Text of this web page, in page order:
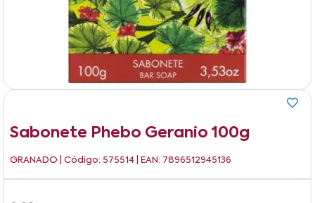
Sabonete Phebo Geranio 100g
GRANADO | Código: 575514 | EAN: 7896512945136